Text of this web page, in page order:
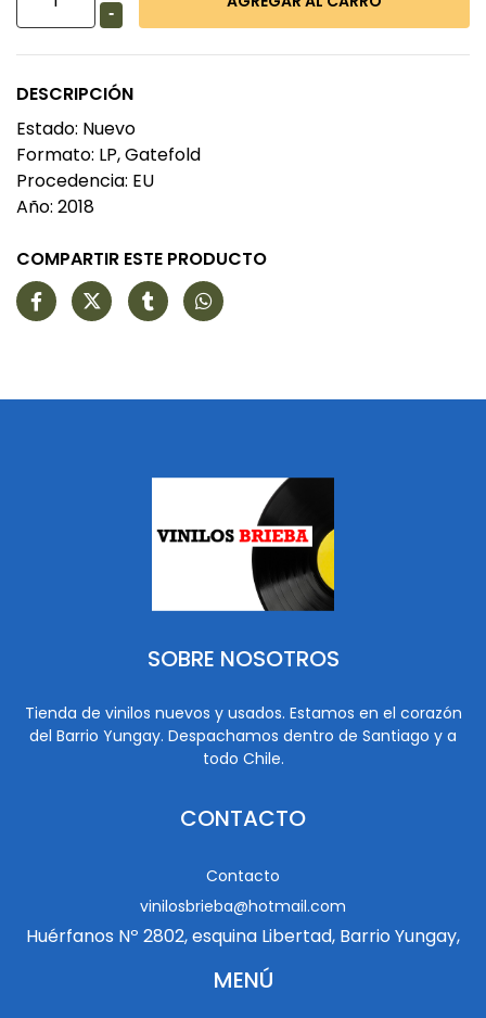
-
DESCRIPCIÓN
Estado: Nuevo
Formato: LP, Gatefold
Procedencia: EU
Año: 2018
COMPARTIR ESTE PRODUCTO
SOBRE NOSOTROS
Tienda de vinilos nuevos y usados. Estamos en el corazón
del Barrio Yungay. Despachamos dentro de Santiago y a
todo Chile.
CONTACTO
Contacto
vinilosbrieba@hotmail.com
Huérfanos Nº 2802, esquina Libertad, Barrio Yungay,
MENÚ